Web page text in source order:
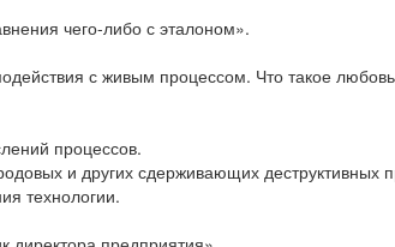
чего-либо с эталоном».
с живым процессом. Что такое
процессов.
и других сдерживающих деструктивных
технологии.